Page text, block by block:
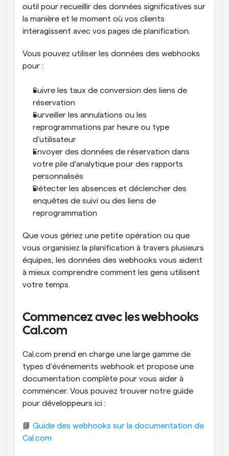
outil pour recueillir des données significatives sur
la manière et le moment où vos clients
interagissent avec vos pages de planification.
Vous pouvez utiliser les données des webhooks
pour :
Suivre les taux de conversion des liens de
réservation
Surveiller les annulations ou les
reprogrammations par heure ou type
d'utilisateur
Envoyer des données de réservation dans
votre pile d'analytique pour des rapports
personnalisés
Détecter les absences et déclencher des
enquêtes de suivi ou des liens de
reprogrammation
Que vous gériez une petite opération ou que
vous organisiez la planification à travers plusieurs
équipes, les données des webhooks vous aident
à mieux comprendre comment les gens utilisent
votre temps.
Commencez avec les webhooks
Cal.com
Cal.com prend en charge une large gamme de
types d'événements webhook et propose une
documentation complète pour vous aider à
commencer. Vous pouvez trouver notre guide
pour développeurs ici :
📘 Guide des webhooks sur la documentation de
Cal.com